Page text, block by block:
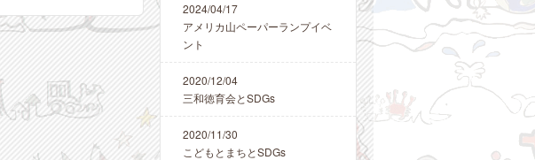
2024/04/17
アメリカ山ペーパーランプイベ
ント
2020/12/04
三和徳育会とSDGs
2020/11/30
こどもとまちとSDGs